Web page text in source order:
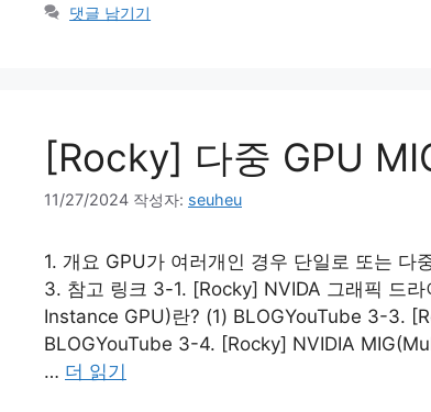
테
댓글 남기기
[Rocky] 다중 GPU
11/27/2024 작성자: seuheu
1. 개요 GPU가 여러개인 경우 단일로 또는
3. 참고 링크 3-1. [Rocky] NVIDA 그래픽 드
Instance GPU)란? (1) BLOGYouTube 3-3.
BLOGYouTube 3-4. [Rocky] NVIDIA
… 더 읽기